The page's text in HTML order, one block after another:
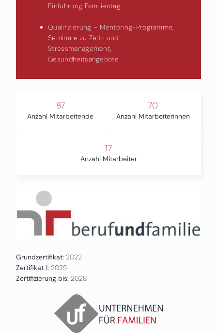
Einführung Familientag
Qualifizierung – Mentoring-Programme,
Seminare zu Zeit- und
Stressmanagement,
Gesundheitsangebote
87
Anzahl Mitarbeitende
70
Anzahl Mitarbeiterinnen
17
Anzahl Mitarbeiter
Grundzertifikat: 2022
Zertifikat 1: 2025
Zertifizierung bis: 2028